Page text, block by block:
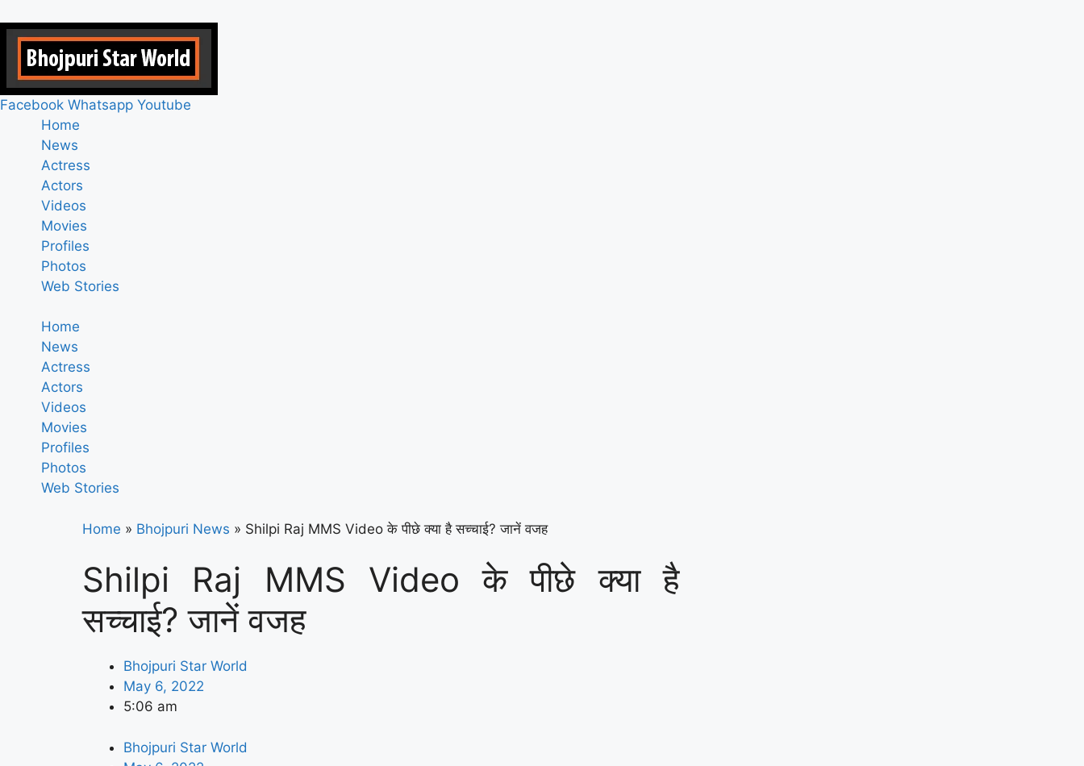
Facebook Whatsapp Youtube
Home
News
Actress
Actors
Videos
Movies
Profiles
Photos
Web Stories
Home
News
Actress
Actors
Videos
Movies
Profiles
Photos
Web Stories
Home » Bhojpuri News » Shilpi Raj MMS Video के पीछे क्या है सच्चाई? जानें वजह
Shilpi Raj MMS Video के पीछे क्या है
सच्चाई? जानें वजह
Bhojpuri Star World
May 6, 2022
5:06 am
Bhojpuri Star World